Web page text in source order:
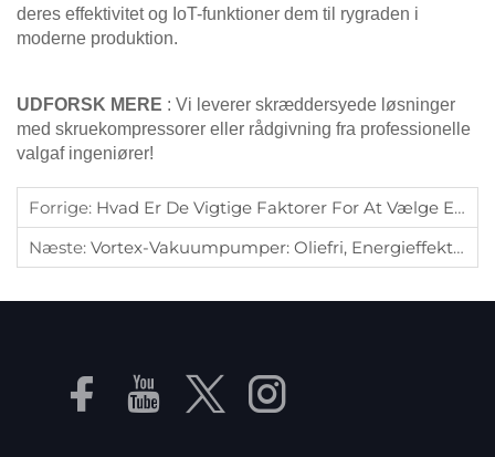
deres effektivitet og IoT-funktioner dem til rygraden i
moderne produktion.
UDFORSK MERE : Vi leverer skræddersyede løsninger
med skruekompressorer eller rådgivning fra professionelle
valgaf ingeniører!
Forrige: Hvad Er De Vigtige Faktorer For At Vælge En Højkvalitet Vakuum Pumpe?
Næste: Vortex-Vakuumpumper: Oliefri, Energieffektive Løsninger Til Industrielle Anvendelser